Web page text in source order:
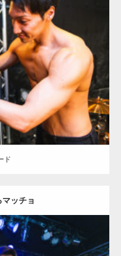
の人 AKIHITO(細マッチョ) 肩
)
ド
ッチョ
…